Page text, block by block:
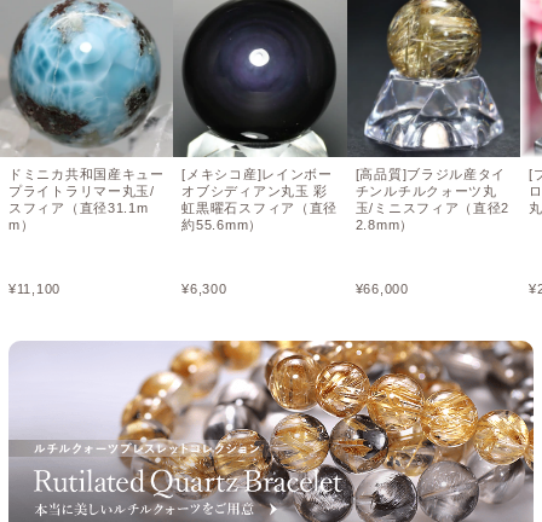
ドミニカ共和国産キュー
プライトラリマー丸玉/
スフィア（直径31.1m
m）
¥11,100
[メキシコ産]レインボー
オブシディアン丸玉 彩
虹黒曜石スフィア（直径
約55.6mm）
¥6,300
[高品質]ブラジル産タイ
チンルチルクォーツ丸
玉/ミニスフィア（直径2
2.8mm）
¥66,000
[
¥